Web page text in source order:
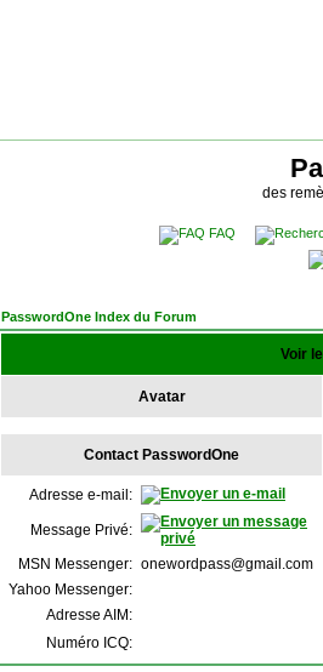
des
FAQ
PasswordOne Index du Forum
Voir
Avatar
Contact PasswordOne
Adresse e-mail:
Message Privé:
MSN Messenger: onewordpass@gmail.com
Yahoo Messenger:
Adresse AIM:
Numéro ICQ: